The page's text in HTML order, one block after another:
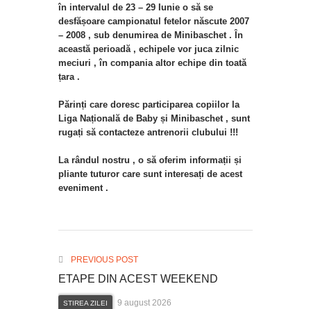
în intervalul de 23 – 29 Iunie o să se
desfășoare campionatul fetelor născute 2007
– 2008 , sub denumirea de Minibaschet . În
această perioadă , echipele vor juca zilnic
meciuri , în compania altor echipe din toată
țara .
Părinți care doresc participarea copiilor la
Liga Națională de Baby și Minibaschet , sunt
rugați să contacteze antrenorii clubului !!!
La rândul nostru , o să oferim informații și
pliante tuturor care sunt interesați de acest
eveniment .
PREVIOUS POST
ETAPE DIN ACEST WEEKEND
STIREA ZILEI 9 august 2026